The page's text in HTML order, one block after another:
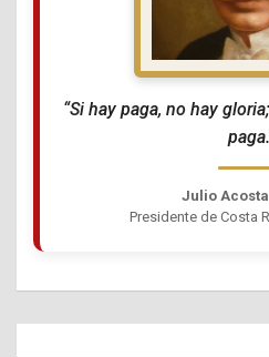
“Si hay paga, no hay
Julio
Presidente de Costa